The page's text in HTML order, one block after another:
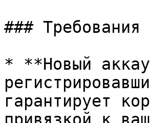
### Требования
* **Новый
гарантирует